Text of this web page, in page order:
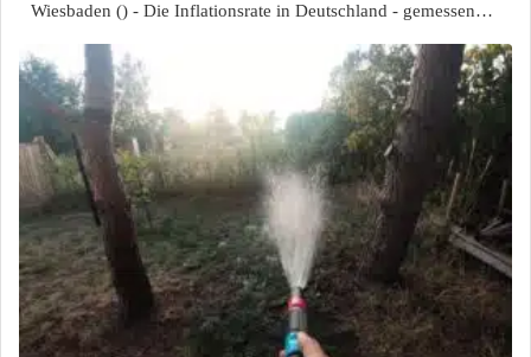
Wiesbaden () - Die Inflationsrate in Deutschland - gemessen…